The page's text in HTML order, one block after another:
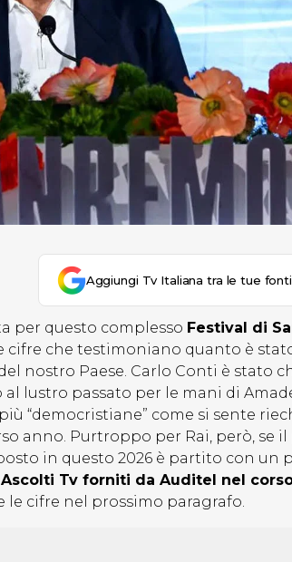
Aggiungi Tv Italiana tra le tue
per questo complesso Festival di
cifre che testimoniano quanto è
nostro Paese. Carlo Conti è stato
lustro passato per le mani di
“democristiane” come si sente
anno. Purtroppo per Rai, però, se
in questo 2026 è partito con un
Tv forniti da Auditel nel
le cifre nel prossimo paragrafo.